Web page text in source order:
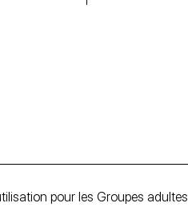
pour les Groupes adultes